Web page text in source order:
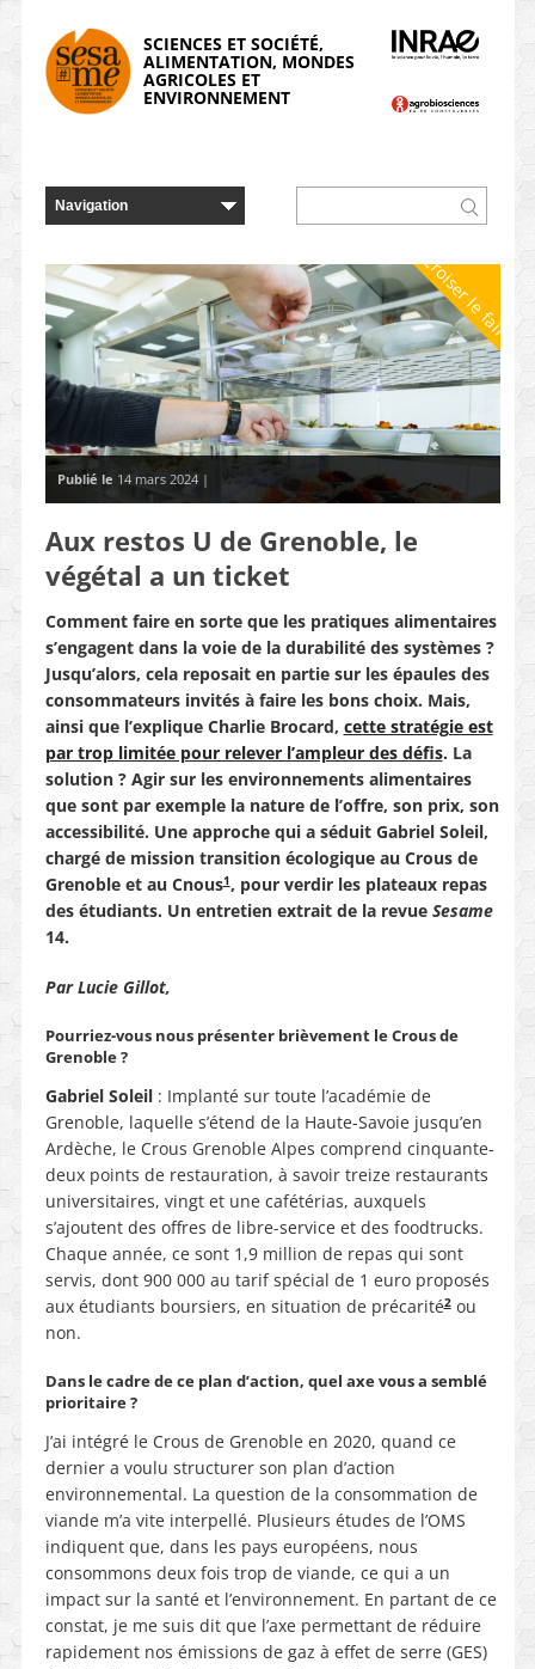
SCIENCES ET SOCIÉTÉ,
ALIMENTATION, MONDES
AGRICOLES ET
ENVIRONNEMENT
Croiser le faire
Publié le 14 mars 2024 |
Aux restos U de Grenoble, le
végétal a un ticket
Comment faire en sorte que les pratiques alimentaires
s’engagent dans la voie de la durabilité des systèmes ?
Jusqu’alors, cela reposait en partie sur les épaules des
consommateurs invités à faire les bons choix. Mais,
ainsi que l’explique Charlie Brocard, cette stratégie est
par trop limitée pour relever l’ampleur des défis. La
solution ? Agir sur les environnements alimentaires
que sont par exemple la nature de l’offre, son prix, son
accessibilité. Une approche qui a séduit Gabriel Soleil,
chargé de mission transition écologique au Crous de
Grenoble et au Cnous1, pour verdir les plateaux repas
des étudiants. Un entretien extrait de la revue Sesame
14.
Par Lucie Gillot,
Pourriez-vous nous présenter brièvement le Crous de
Grenoble ?
Gabriel Soleil: Implanté sur toute l’académie de
Grenoble, laquelle s’étend de la Haute-Savoie jusqu’en
Ardèche, le Crous Grenoble Alpes comprend cinquante-
deux points de restauration, à savoir treize restaurants
universitaires, vingt et une cafétérias, auxquels
s’ajoutent des offres de libre-service et des foodtrucks.
Chaque année, ce sont 1,9 million de repas qui sont
servis, dont 900 000 au tarif spécial de 1 euro proposés
aux étudiants boursiers, en situation de précarité2ou
non.
Dans le cadre de ce plan d’action, quel axe vous a semblé
prioritaire ?
J’ai intégré le Crous de Grenoble en 2020, quand ce
dernier a voulu structurer son plan d’action
environnemental. La question de la consommation de
viande m’a vite interpellé. Plusieurs études de l’OMS
indiquent que, dans les pays européens, nous
consommons deux fois trop de viande, ce qui a un
impact sur la santé et l’environnement. En partant de ce
constat, je me suis dit que l’axe permettant de réduire
rapidement nos émissions de gaz à effet de serre (GES)